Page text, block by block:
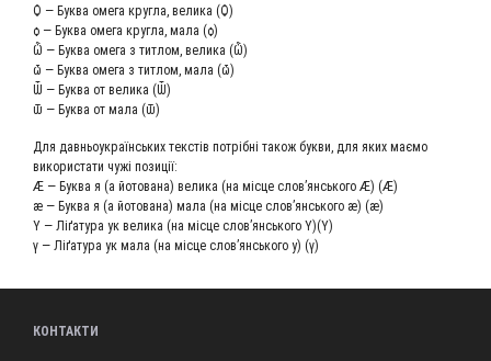
Ѻ — Бук­ва оме­га круг­ла, вели­ка (Ѻ)
ѻ — Бук­ва оме­га круг­ла, мала (ѻ)
Ѽ — Бук­ва оме­га з тит­лом, вели­ка (Ѽ)
ѽ — Бук­ва оме­га з тит­лом, мала (ѽ)
Ѿ — Бук­ва от вели­ка (Ѿ)
ѿ — Бук­ва от мала (ѿ)
Для дав­ньо­українсь­ких текстів потріб­ні також бук­ви, для яких має­мо
вико­ри­ста­ти чужі позиції:
Ӕ — Бук­ва я (а йото­ва­на) вели­ка (на міс­це слов’янського Æ) (Ӕ)
ӕ — Бук­ва я (а йото­ва­на) мала (на міс­це слов’янського æ) (ӕ)
Ү — Ліґа­ту­ра ук вели­ка (на міс­це слов’янського Y)(Ү)
ү — Ліґа­ту­ра ук мала (на міс­це слов’янського y) (ү)
КОНТАКТИ